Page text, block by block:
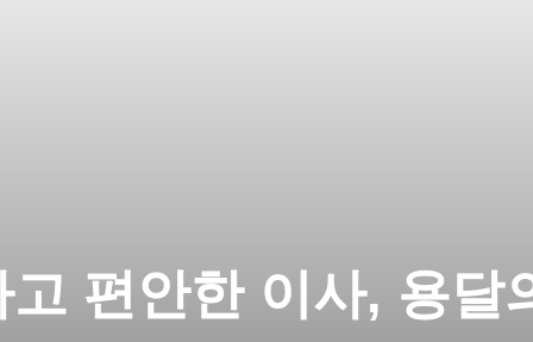
편안한 이사, 용달